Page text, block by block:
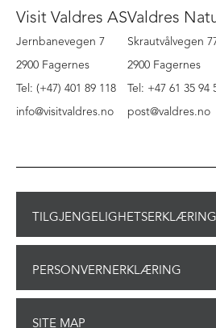
Visit Valdres AS
Jernbanevegen 7
2900 Fagernes
Tel: (+47) 401 89 118
info@visitvaldres.no
Valdres
Skrautvålvegen
2900 Fagernes
Tel: +47 61 35 94
post@valdres.no
TILGJENGELIGHETSERKLÆRING
PERSONVERNERKLÆRING
SITE MAP